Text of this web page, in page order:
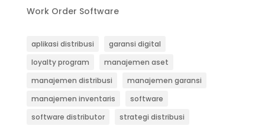
Work Order Software
aplikasi distribusi
garansi digital
loyalty program
manajemen aset
manajemen distribusi
manajemen garansi
manajemen inventaris
software
software distributor
strategi distribusi